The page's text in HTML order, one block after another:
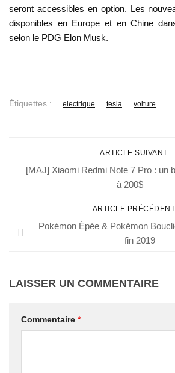
seront accessibles en option. Les
disponibles en Europe et en Chine
selon le PDG Elon Musk.
Étiquettes : electrique tesla voiture
ARTICLE SUIVANT
[MAJ] Xiaomi Redmi Note 7 Pro : un
à 200$
ARTICLE PRÉCÉDENT
Pokémon Épée & Pokémon
fin 2019
LAISSER UN COMMENTAIRE
Commentaire *